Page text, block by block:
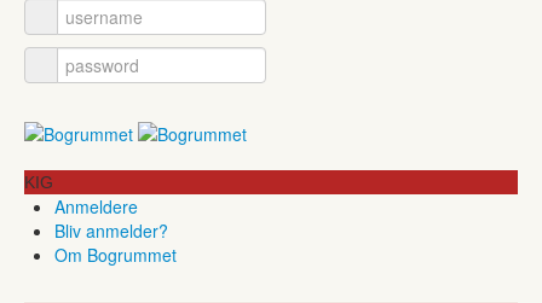
KIG
Anmeldere
Bliv anmelder?
Om Bogrummet